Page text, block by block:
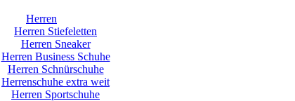
Herren
Herren Stiefeletten
Herren Sneaker
Herren Business Schuhe
Herren Schnürschuhe
Herrenschuhe extra weit
Herren Sportschuhe